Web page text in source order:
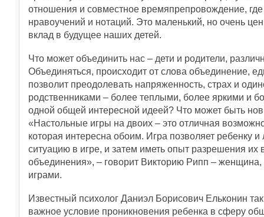
отношения и совместное времяпрепровождение, где
нравоучений и нотаций. Это маленький, но очень
вклад в будущее наших детей.
Что может объединить нас – дети и родители,
Объединяться, происходит от слова объединение,
позволит преодолевать напряженность, страх и
родственниками – более теплыми, более яркими и
одной общей интересной идеей? Что может быть
«Настольные игры на двоих – это отличная
которая интересна обоим. Игра позволяет ребенку
ситуацию в игре, и затем иметь опыт разрешения
объединения», – говорит Викторию Рипп –
играми.
Известный психолог Даниэл Борисович Ельконин
важное условие проникновения ребенка в сферу